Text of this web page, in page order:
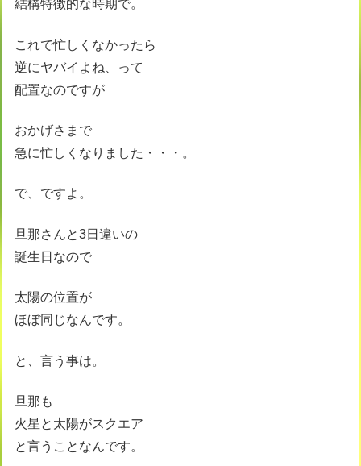
結構特徴的な時期で。
これで忙しくなかったら
逆にヤバイよね、って
配置なのですが
おかげさまで
急に忙しくなりました・・・。
で、ですよ。
旦那さんと3日違いの
誕生日なので
太陽の位置が
ほぼ同じなんです。
と、言う事は。
旦那も
火星と太陽がスクエア
と言うことなんです。